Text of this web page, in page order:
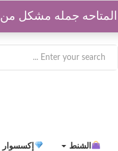
الشنط إكسسوار
من اول 3 قطع والحجوزات مدتها اسبوع